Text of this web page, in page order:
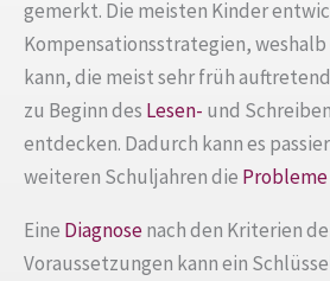
gemerkt. Die meisten Kinder
Kompensationsstrategien, weshalb
kann, die meist sehr früh
zu Beginn des Lesen- und
entdecken. Dadurch kann es
weiteren Schuljahren die Probleme
Eine Diagnosenach den Kriterien
Voraussetzungen kann ein